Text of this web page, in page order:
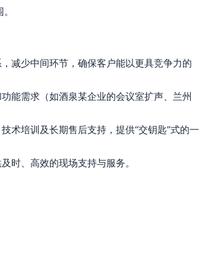
减少中间环节，确保客户能以更具竞争力的
能需求（如酒泉某企业的会议室扩声、兰州
术培训及长期售后支持，提供“交钥匙”式的一
时、高效的现场支持与服务。